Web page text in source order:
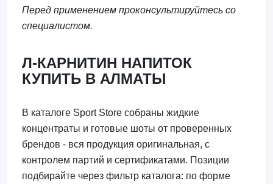
Перед применением проконсультируйтесь со
специалистом.
Л-КАРНИТИН НАПИТОК
КУПИТЬ В АЛМАТЫ
В каталоге Sport Store собраны жидкие
концентраты и готовые шоты от проверенных
брендов - вся продукция оригинальная, с
контролем партий и сертификатами. Позиции
подбирайте через фильтр каталога: по форме